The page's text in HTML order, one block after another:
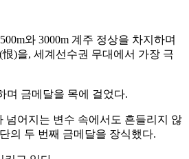
와 3000m 계주 정상을 차지하며
)을, 세계선수권 무대에서 가장 극
며 금메달을 목에 걸었다.
넘어지는 변수 속에서도 흔들리지 않
의 두 번째 금메달을 장식했다.